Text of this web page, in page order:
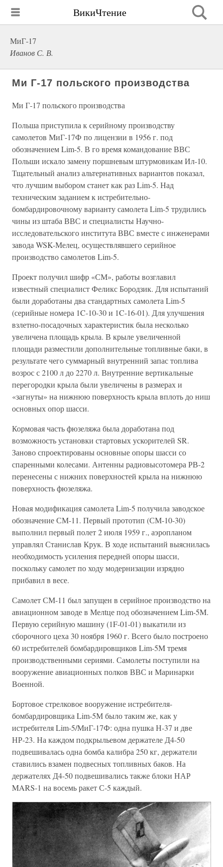
ВикиЧтение
МиГ-17
Иванов С. В.
Ми Г-17 польского производства
Ми Г-17 польского производства
Польша приступила к серийному производству
самолетов МиГ-17Ф по лицензии в 1956 г. под
обозначением Lim-5. В го время командование ВВС
Польши искало замену поршневым штурмовикам Ил-10.
Тщательный анализ альтернативных вариантов показал,
что лучшим выбором станет как раз Lim-5. Над
техническим заданием к истребительно-
бомбардировочному варианту самолета Lim-5 трудились
чины из штаба ВВС и специалисты Научно-
исследовательского института ВВС вместе с инженерами
завода WSK-Мелец, осуществлявшего серийное
производство самолетов Lim-5.
Проект получил шифр «СМ», работы возглавил
известный специалист Феликс Бородзик. Для испытаний
были доработаны два стандартных самолета Lim-5
(серийные номера 1C-10-30 и 1C-16-01). Для улучшения
взлетно-посадочных характеристик была несколько
увеличена площадь крыла. В крыле увеличенной
площади разместили дополнительные топливные баки, в
результате чего суммарный внутренний запас топлива
возрос с 2100 л до 2270 л. Внутренние вертикальные
перегородки крыла были увеличены в размерах и
«загнуты» на нижнюю поверхность крыла вплоть до ниш
основных опор шасси.
Кормовая часть фюзеляжа была доработана под
возможность установки стартовых ускорителей SR.
Заново спроектированы основные опоры шасси со
спаренными колесами. Антенны радиовысотомера РВ-2
перенесены с нижних поверхностей крыла на нижнюю
поверхность фюзеляжа.
Новая модификация самолета Lim-5 получила заводское
обозначение СМ-11. Первый прототип (СМ-10-30)
выполнил первый полет 2 июля 1959 г., аэропланом
управлял Станислав Крук. В ходе испытаний выяснилась
необходимость усиления передней опоры шасси,
поскольку самолет по ходу модернизации изрядно
прибавил в весе.
Самолет СМ-11 был запущен в серийное производство на
авиационном заводе в Мелtце под обозначением Lim-5M.
Первую серийную машину (1F-01-01) выкатили из
сборочного цеха 30 ноября 1960 г. Всего было построено
60 истребителей бомбардировщиков Lim-5M тремя
производственными сериями. Самолеты поступили на
вооружение авиационных полков ВВС и Маринарки
Военной.
Бортовое стрелковое вооружение истребителя-
бомбардировщика Lim-5М было таким же, как у
истребителя Lim-5/МиГ-17Ф: одна пушка Н-37 и две
НР-23. На каждом подкрыльевом держателе Д4-50
подвешивалась одна бомба калибра 250 кг, держатели
ставились взамен подвесных топливных баков. На
держателях Д4-50 подвешивались также блоки НАР
MARS-1 на восемь ракет С-5 каждый.